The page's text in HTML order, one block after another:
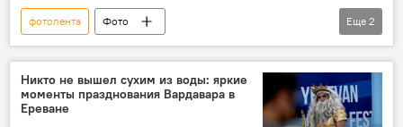
фотолента
Фото
фестиваль "Золотой абрикос"
кино
Еще 2
Никто не вышел сухим из воды: яркие
моменты празднования Вардавара в
Ереване